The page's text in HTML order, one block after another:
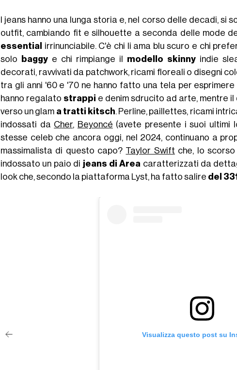
I jeans hanno una lunga storia e, nel corso delle decadi, si
outfit, cambiando fit e silhouette a seconda delle mode
essential
irrinunciabile. C'è chi li ama blu scuro e chi
solo
baggye chi rimpiange il modello skinnyindie
decorati, ravvivati da patchwork, ricami floreali o disegni
tra gli anni '60 e '70 ne hanno fatto una tela per
hanno regalato strappi e denim sdrucito ad arte, mentre
verso un glam a tratti kitsch. Perline, paillettes, ricami
indossati da Cher, Beyoncé (avete presente i suoi ultimi
stesse celeb che ancora oggi, nel 2024, continuano a
massimalista di questo capo? Taylor Swift che, lo
indossato un paio di jeans di Area caratterizzati da
look che, secondo la piattaforma Lyst, ha fatto salire del
Visualizza questo post su